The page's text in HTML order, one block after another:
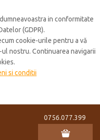
in conformitate
(GDPR).
cookie-urile pentru a vă
nostru. Continuarea navigarii
si conditii
0756.077.399